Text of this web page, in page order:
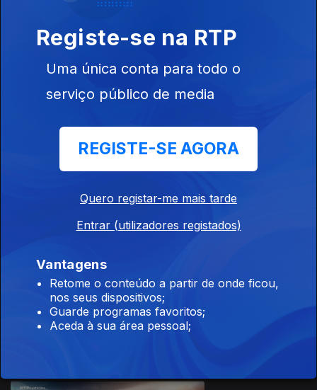
Registe-se na RTP
Uma única conta para todo o
serviço público de media
REGISTE-SE AGORA
Quero registar-me mais tarde
Entrar (utilizadores registados)
Vantagens
Retome o conteúdo a partir de onde ficou,
nos seus dispositivos;
Guarde programas favoritos;
Aceda à sua área pessoal;